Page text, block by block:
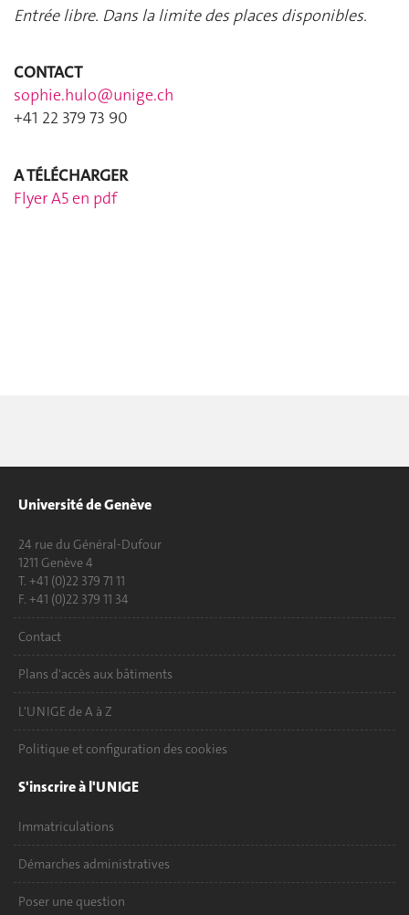
Entrée libre. Dans la limite des places disponibles.
CONTACT
sophie.hulo@unige.ch
+41 22 379 73 90
A TÉLÉCHARGER
Flyer A5 en pdf
Université de Genève
24 rue du Général-Dufour
1211 Genève 4
T. +41 (0)22 379 71 11
F. +41 (0)22 379 11 34
Contact
Plans d'accès aux bâtiments
L'UNIGE de A à Z
Politique et configuration des cookies
S'inscrire à l'UNIGE
Immatriculations
Démarches administratives
Poser une question